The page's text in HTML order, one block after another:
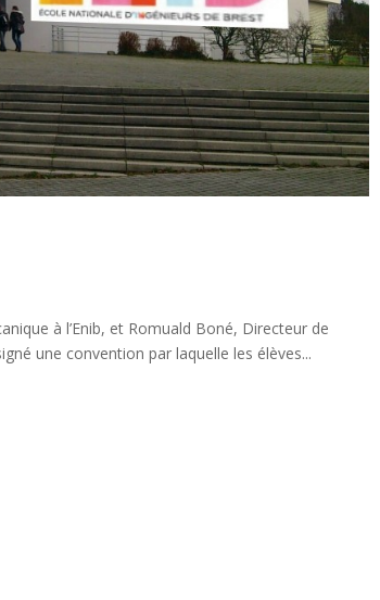
à l’Enib, et Romuald Boné, Directeur de
une convention par laquelle les élèves...